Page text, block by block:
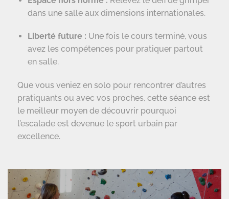
dans une salle aux dimensions internationales.
Liberté future : Une fois le cours terminé, vous
avez les compétences pour pratiquer partout
en salle.
Que vous veniez en solo pour rencontrer d’autres
pratiquants ou avec vos proches, cette séance est
le meilleur moyen de découvrir pourquoi
l’escalade est devenue le sport urbain par
excellence.